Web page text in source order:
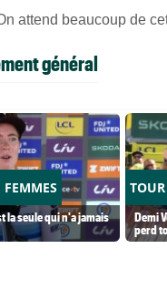
attend beaucoup de
général
FEMMES
la seule qui n'a jamais
Demi
perd